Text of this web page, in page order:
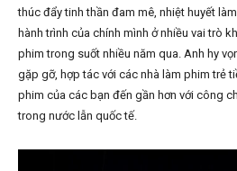
thúc đẩy tinh thần đam mê, nhiệt huyết
hành trình của chính mình ở nhiều vai trò
phim trong suốt nhiều năm qua. Anh hy
gặp gỡ, hợp tác với các nhà làm phim trẻ
phim của các bạn đến gần hơn với công
trong nước lẫn quốc tế.